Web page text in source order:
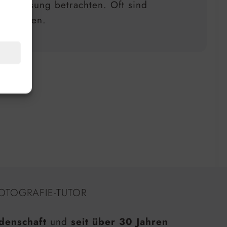
Lösung betrachten. Oft sind
erzielen.
TUTOR
und seit über 30 Jahren